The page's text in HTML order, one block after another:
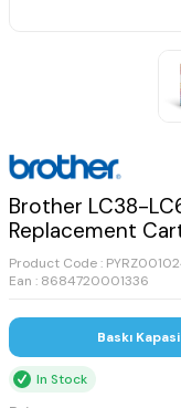
Brother LC38-
Replacement
Product Code :
Ean : 8684720001336
Baskı
In Stock